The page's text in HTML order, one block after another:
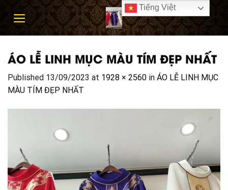
ÁO LỄ LINH MỤC MÀU TÍM ĐẸP NHẤT
Published 13/09/2023 at 1928 × 2560 in ÁO LỄ LINH MỤC
MÀU TÍM ĐẸP NHẤT
Tiếng Việt